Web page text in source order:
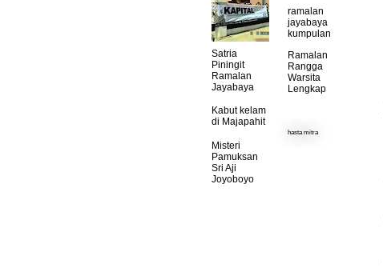
Satria
Piningit
Ramalan
Jayabaya
Kabut kelam
di Majapahit
Misteri
Pamuksan
Sri Aji
Joyoboyo
ramalan
jayabaya
kumpulan
Ramalan
Rangga
Warsita
Lengkap
hasta mitra